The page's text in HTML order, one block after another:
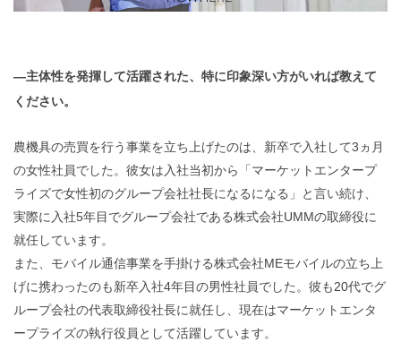
―主体性を発揮して活躍された、特に印象深い方がいれば教えて
ください。
農機具の売買を行う事業を立ち上げたのは、新卒で入社して3ヵ月
の女性社員でした。彼女は入社当初から「マーケットエンタープ
ライズで女性初のグループ会社社長になるになる」と言い続け、
実際に入社5年目でグループ会社である株式会社UMMの取締役に
就任しています。
また、モバイル通信事業を手掛ける株式会社MEモバイルの立ち上
げに携わったのも新卒入社4年目の男性社員でした。彼も20代でグ
ループ会社の代表取締役社長に就任し、現在はマーケットエンタ
ープライズの執行役員として活躍しています。